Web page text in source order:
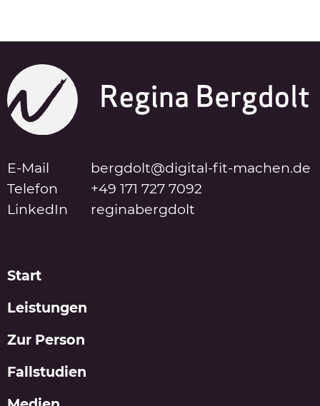
E-Mail
bergdolt@digital-fit-machen.de
Telefon
+49 171 727 7092
LinkedIn
reginabergdolt
Start
Leistungen
Zur Person
Fallstudien